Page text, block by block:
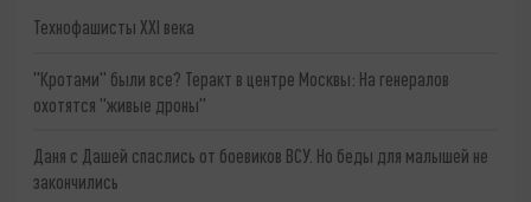
Технофашисты XXI века
"Кротами" были все? Теракт в центре Москвы: На генералов
охотятся "живые дроны"
Даня с Дашей спаслись от боевиков ВСУ. Но беды для малышей не
закончились